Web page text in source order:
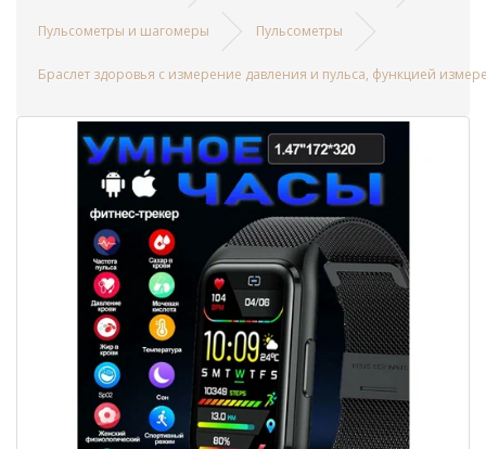
Пульсометры и шагомеры Пульсометры
Браслет здоровья с измерение давления и пульса, функцией